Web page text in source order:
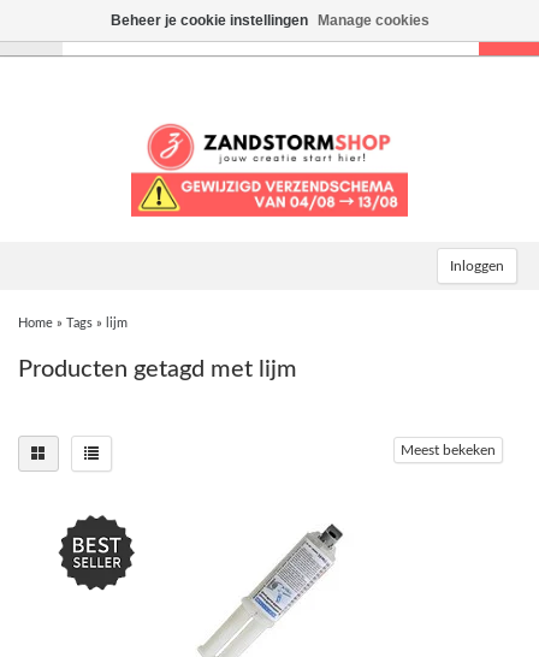
Inloggen
Home » Tags » lijm
Producten getagd met lijm
Meest bekeken
Beheer je cookie instellingen Manage cookies